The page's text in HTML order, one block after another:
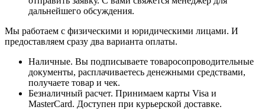
дальнейшего обсуждения.
Мы работаем с физическими и юридическими лицами. И
предоставляем сразу два варианта оплаты.
Наличные. Вы подписываете товаросопроводительные
документы, расплачиваетесь денежными средствами,
получаете товар и чек.
Безналичный расчет. Принимаем карты Visa и
MasterCard. Доступен при курьерской доставке.